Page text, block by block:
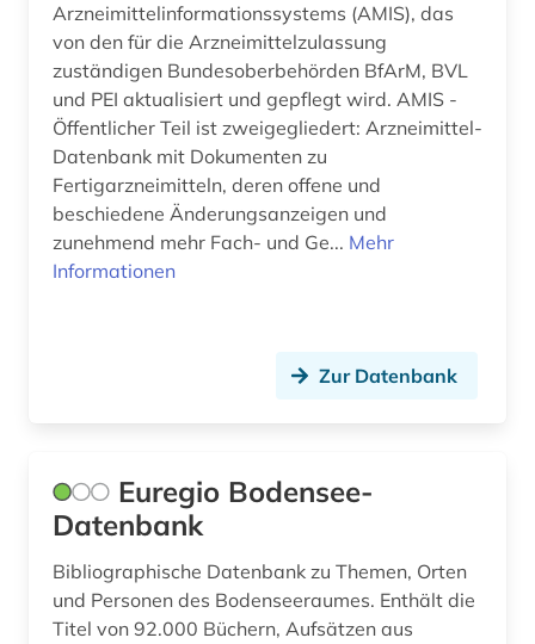
arzneimittel (11)
arzneimittelrecht (1)
arzneimittelzulassung (1)
aschaffenburg (1)
astronomie (2)
asyl (1)
asylbewerber (1)
Arzneimittelinformationssystems (AMIS), das
von den für die Arzneimittelzulassung
zuständigen Bundesoberbehörden BfArM, BVL
und PEI aktualisiert und gepflegt wird. AMIS -
Öffentlicher Teil ist zweigegliedert: Arzneimittel-
Datenbank mit Dokumenten zu
Fertigarzneimitteln, deren offene und
beschiedene Änderungsanzeigen und
zunehmend mehr Fach- und Ge... Mehr
Informationen
Zur Datenbank
Euregio Bodensee-
Datenbank
Bibliographische Datenbank zu Themen, Orten
und Personen des Bodenseeraumes. Enthält die
Titel von 92.000 Büchern, Aufsätzen aus